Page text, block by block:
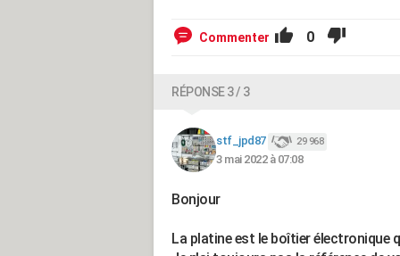
Commenter 0
RÉPONSE 3 / 3
stf_jpd87 29 968
3 mai 2022 à 07:08
Bonjour
La platine est le boîtier électronique